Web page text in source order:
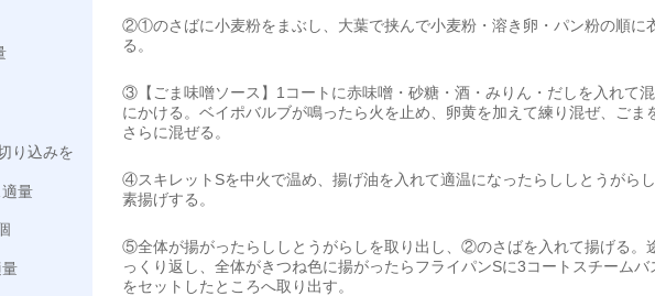
り込みを
量
②①のさばに小麦粉をまぶし、大葉で挟んで小麦粉・溶き卵・パン粉の順に
る。
③【ごま味噌ソース】1コートに赤味噌・砂糖・酒・みりん・だしを入れて
にかける。ベイポバルブが鳴ったら火を止め、卵黄を加えて練り混ぜ、ごま
さらに混ぜる。
④スキレットSを中火で温め、揚げ油を入れて適温になったらししとうがら
素揚げする。
⑤全体が揚がったらししとうがらしを取り出し、②のさばを入れて揚げる。
っくり返し、全体がきつね色に揚がったらフライパンSに3コートスチームバ
をセットしたところへ取り出す。